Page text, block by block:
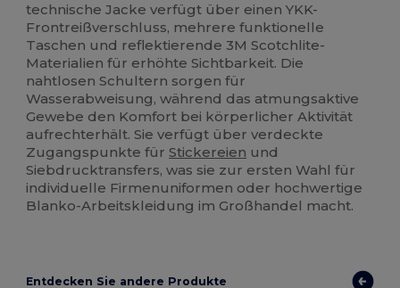
technische Jacke verfügt über einen YKK-
Frontreißverschluss, mehrere funktionelle
Taschen und reflektierende 3M Scotchlite-
Materialien für erhöhte Sichtbarkeit. Die
nahtlosen Schultern sorgen für
Wasserabweisung, während das atmungsaktive
Gewebe den Komfort bei körperlicher Aktivität
aufrechterhält. Sie verfügt über verdeckte
Zugangspunkte fürStickereien und
Siebdrucktransfers, was sie zur ersten Wahl für
individuelle Firmenuniformen oder hochwertige
Blanko-Arbeitskleidung im Großhandel macht.
Entdecken Sie andere Produkte